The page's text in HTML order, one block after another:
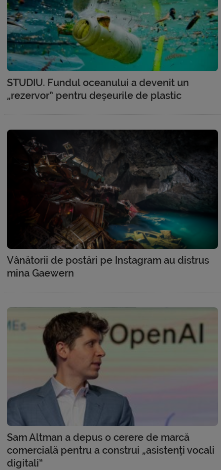
STUDIU. Fundul oceanului a devenit un
„rezervor” pentru deșeurile de plastic
Vânătorii de postări pe Instagram au distrus
mina Gaewern
Sam Altman a depus o cerere de marcă
comercială pentru a construi „asistenți vocali
digitali”